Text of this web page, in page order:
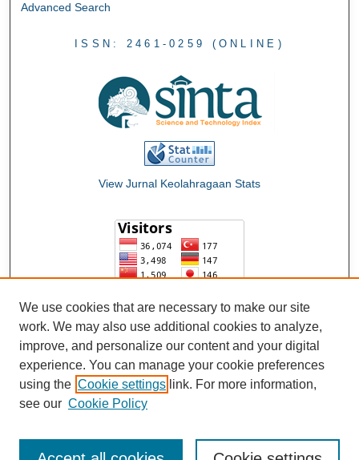
Advanced Search
ISSN: 2461-0259 (ONLINE)
View Jurnal Keolahragaan Stats
We use cookies that are necessary to make our site
work. We may also use additional cookies to analyze,
improve, and personalize our content and your digital
experience. You can manage your cookie preferences
using the Cookie settings link. For more information,
see our Cookie Policy